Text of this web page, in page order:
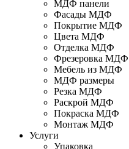
МДФ панели
Фасады МДФ
Покрытие МДФ
Цвета МДФ
Отделка МДФ
Фрезеровка МДФ
Мебель из МДФ
МДФ размеры
Резка МДФ
Раскрой МДФ
Покраска МДФ
Монтаж МДФ
Услуги
Упаковка